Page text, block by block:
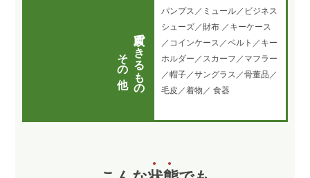
買取できるもの
その他
パンプス／ミュール／ビジネス
シューズ／財布 ／キーケース
／コインケース／ベルト／キー
ホルダー／スカーフ／マフラー
／帽子／サングラス／骨董品／
毛皮／着物／ 食器